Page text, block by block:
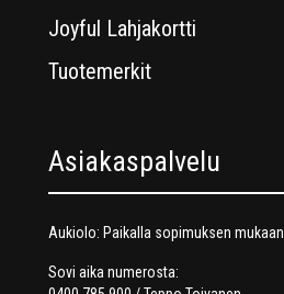
Joyful Lahjakortti
Tuotemerkit
Asiakaspalvelu
Aukiolo: Paikalla sopimuksen mukaan.
Sovi aika numerosta: